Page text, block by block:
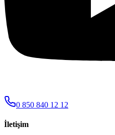
0 850 840 12 12
İletişim